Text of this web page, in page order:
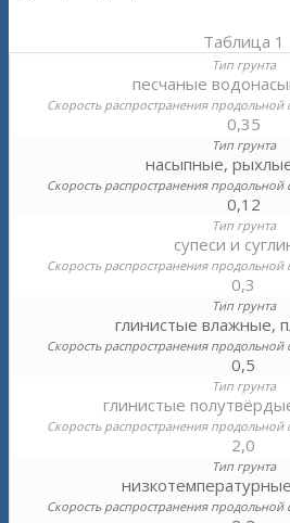
Таблица 1
песчаные
0,35
насыпные,
0,12
супеси и
0,3
глинистые влажные,
0,5
глинистые
2,0